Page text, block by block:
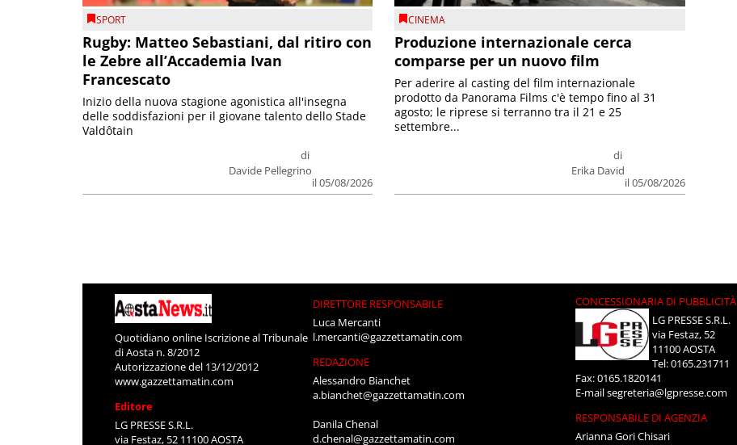
SPORT
Rugby: Matteo Sebastiani, dal ritiro con
le Zebre all’Accademia Ivan
Francescato
di
Davide Pellegrino
il 05/08/2026
Inizio della nuova stagione agonistica all'insegna
delle soddisfazioni per il giovane talento dello Stade
Valdôtain
CINEMA
Produzione internazionale cerca
comparse per un nuovo film
di
Erika David
il 05/08/2026
Per aderire al casting del film internazionale
prodotto da Panorama Films c'è tempo fino al 31
agosto; le riprese si terranno tra il 21 e 25
settembre...
Quotidiano online Iscrizione al Tribunale
di Aosta n. 8/2012
Autorizzazione del 13/12/2012
www.gazzettamatin.com
Editore
LG PRESSE S.R.L.
via Festaz, 52 11100 AOSTA
DIRETTORE RESPONSABILE
Luca Mercanti
l.mercanti@gazzettamatin.com
REDAZIONE
Alessandro Bianchet
a.bianchet@gazzettamatin.com
Danila Chenal
d.chenal@gazzettamatin.com
CONCESSIONARIA DI PUBBLICITÀ
LG PRESSE S.R.L.
via Festaz, 52
11100 AOSTA
Tel: 0165.231711
Fax: 0165.1820141
E-mailsegreteria@lgpresse.com
RESPONSABILE DI AGENZIA
Arianna Gori Chisari